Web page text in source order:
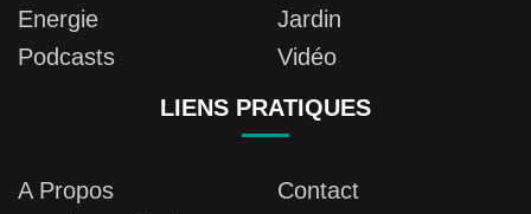
Energie
Jardin
Podcasts
Vidéo
LIENS PRATIQUES
A Propos
Contact